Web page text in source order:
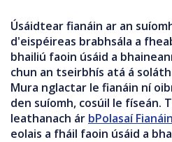
Úsáidtear fianáin ar an
d'eispéireas brabhsála a
bhailiú faoin úsáid a
chun an tseirbhís atá á
Mura nglactar le fianáin ní
den suíomh, cosúil le físeán.
leathanach ár bPolasaí Fianáin
eolais a fháil faoin úsáid a